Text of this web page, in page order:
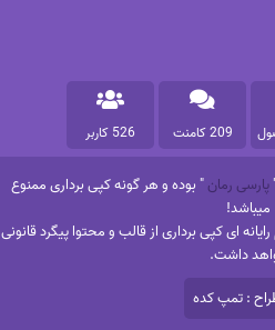
209 کامنت 526 کاربر
پارسی رمان" بوده و هر گونه کپی برداری ممنوع
میباشد!
رایانه ای کپی برداری از قالب و محتوا پیگرد قانونی
داشت.
: تمپ کده